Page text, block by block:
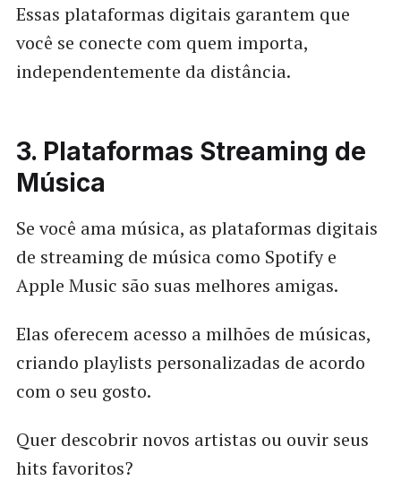
Essas plataformas digitais garantem que
você se conecte com quem importa,
independentemente da distância.
3. Plataformas Streaming de
Música
Se você ama música, as plataformas digitais
de streaming de música como Spotify e
Apple Music são suas melhores amigas.
Elas oferecem acesso a milhões de músicas,
criando playlists personalizadas de acordo
com o seu gosto.
Quer descobrir novos artistas ou ouvir seus
hits favoritos?